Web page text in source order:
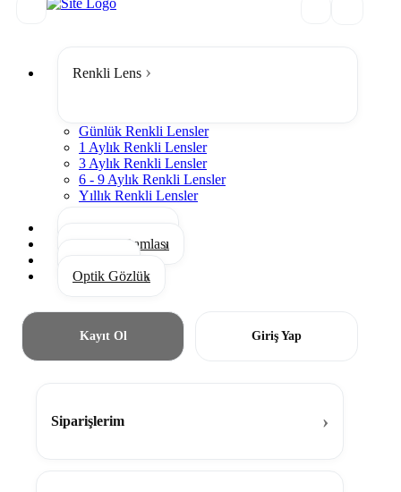
Renkli Lens
Günlük Renkli Lensler
1 Aylık Renkli Lensler
3 Aylık Renkli Lensler
6 - 9 Aylık Renkli Lensler
Yıllık Renkli Lensler
Gözyaşı Damlası
Optik Gözlük
Kayıt Ol Giriş Yap
Siparişlerim